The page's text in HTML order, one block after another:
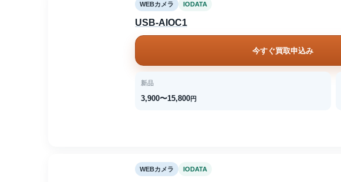
WEBカメラ IODATA
USB-AIOC1
今すぐ買取申込み
新品
3,900〜15,800円
WEBカメラ IODATA